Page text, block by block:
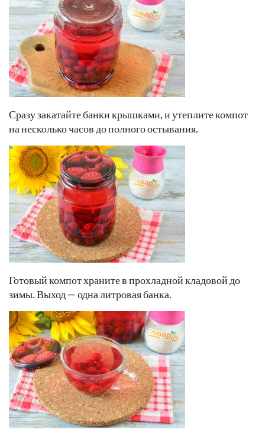
Сразу закатайте банки крышками, и утеплите компот
на несколько часов до полного остывания.
Готовый компот храните в прохладной кладовой до
зимы. Выход — одна литровая банка.